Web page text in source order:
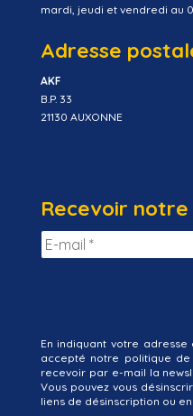
mardi, jeudi et vendredi au
Adresse
AKF
B.P. 33
21130 AUXONNE
Recevoir
En indiquant votre
accepté notre politique
recevoir par e-mail la
Vous pouvez vous
liens de désinscription ou